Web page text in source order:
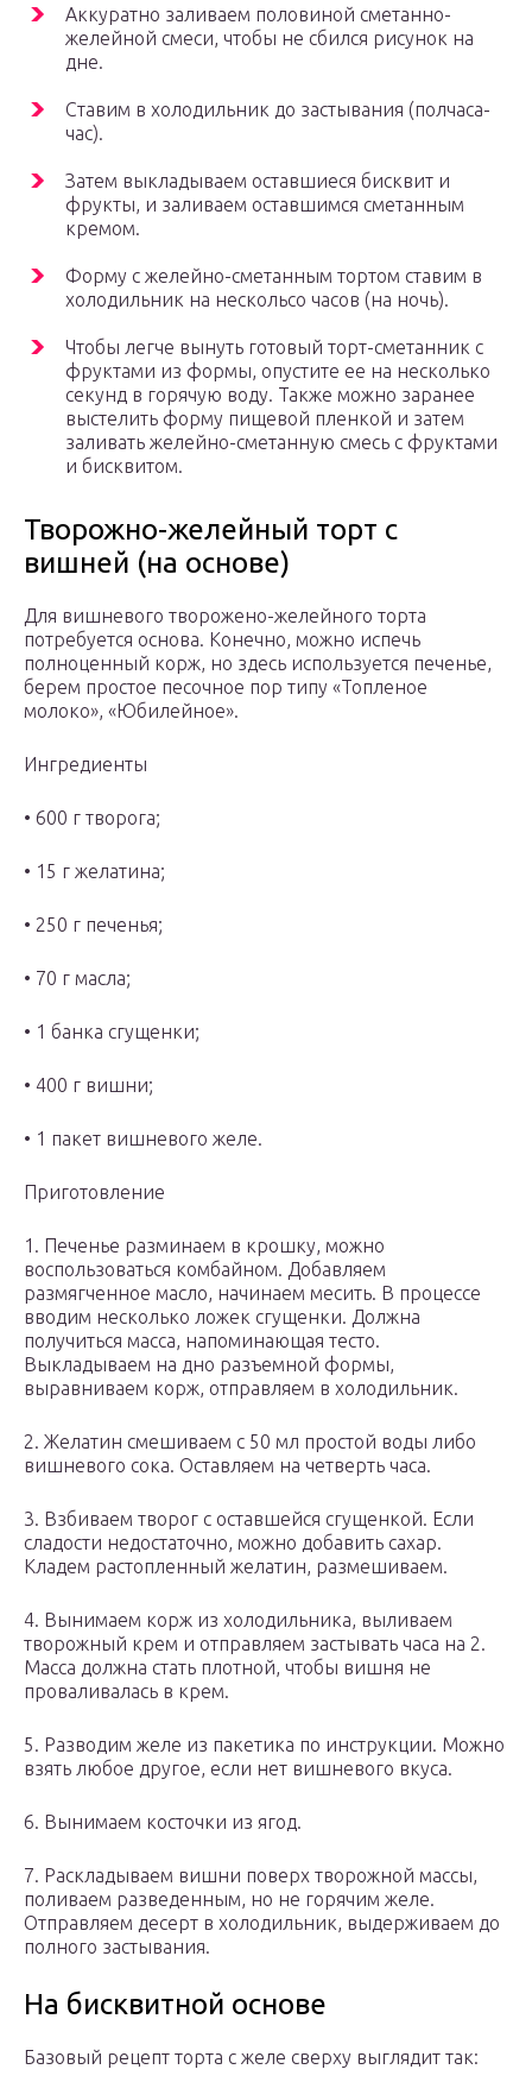
Аккуратно заливаем половиной сметанно-
желейной смеси, чтобы не сбился рисунок на
дне.
Ставим в холодильник до застывания (полчаса-
час).
Затем выкладываем оставшиеся бисквит и
фрукты, и заливаем оставшимся сметанным
кремом.
Форму с желейно-сметанным тортом ставим в
холодильник на нескольсо часов (на ночь).
Чтобы легче вынуть готовый торт-сметанник с
фруктами из формы, опустите ее на несколько
секунд в горячую воду. Также можно заранее
выстелить форму пищевой пленкой и затем
заливать желейно-сметанную смесь с фруктами
и бисквитом.
Творожно-желейный торт с
вишней (на основе)
Для вишневого творожено-желейного торта
потребуется основа. Конечно, можно испечь
полноценный корж, но здесь используется печенье,
берем простое песочное пор типу «Топленое
молоко», «Юбилейное».
Ингредиенты
• 600 г творога;
• 15 г желатина;
• 250 г печенья;
• 70 г масла;
• 1 банка сгущенки;
• 400 г вишни;
• 1 пакет вишневого желе.
Приготовление
1. Печенье разминаем в крошку, можно
воспользоваться комбайном. Добавляем
размягченное масло, начинаем месить. В процессе
вводим несколько ложек сгущенки. Должна
получиться масса, напоминающая тесто.
Выкладываем на дно разъемной формы,
выравниваем корж, отправляем в холодильник.
2. Желатин смешиваем с 50 мл простой воды либо
вишневого сока. Оставляем на четверть часа.
3. Взбиваем творог с оставшейся сгущенкой. Если
сладости недостаточно, можно добавить сахар.
Кладем растопленный желатин, размешиваем.
4. Вынимаем корж из холодильника, выливаем
творожный крем и отправляем застывать часа на 2.
Масса должна стать плотной, чтобы вишня не
проваливалась в крем.
5. Разводим желе из пакетика по инструкции. Можно
взять любое другое, если нет вишневого вкуса.
6. Вынимаем косточки из ягод.
7. Раскладываем вишни поверх творожной массы,
поливаем разведенным, но не горячим желе.
Отправляем десерт в холодильник, выдерживаем до
полного застывания.
На бисквитной основе
Базовый рецепт торта с желе сверху выглядит так: